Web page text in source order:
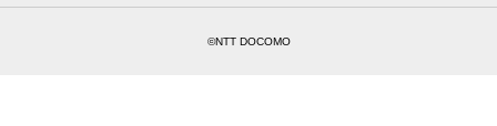
©NTT DOCOMO